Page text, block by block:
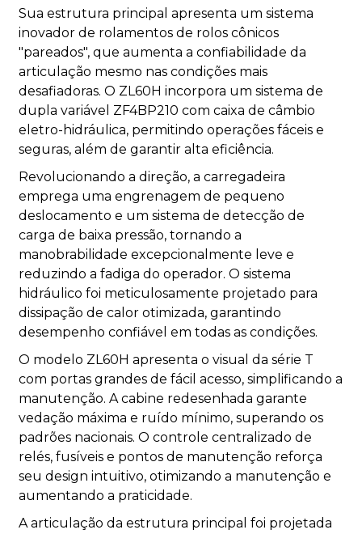
Sua estrutura principal apresenta um sistema
inovador de rolamentos de rolos cônicos
"pareados", que aumenta a confiabilidade da
articulação mesmo nas condições mais
desafiadoras. O ZL60H incorpora um sistema de
dupla variável ZF4BP210 com caixa de câmbio
eletro-hidráulica, permitindo operações fáceis e
seguras, além de garantir alta eficiência.
Revolucionando a direção, a carregadeira
emprega uma engrenagem de pequeno
deslocamento e um sistema de detecção de
carga de baixa pressão, tornando a
manobrabilidade excepcionalmente leve e
reduzindo a fadiga do operador. O sistema
hidráulico foi meticulosamente projetado para
dissipação de calor otimizada, garantindo
desempenho confiável em todas as condições.
O modelo ZL60H apresenta o visual da série T
com portas grandes de fácil acesso, simplificando a
manutenção. A cabine redesenhada garante
vedação máxima e ruído mínimo, superando os
padrões nacionais. O controle centralizado de
relés, fusíveis e pontos de manutenção reforça
seu design intuitivo, otimizando a manutenção e
aumentando a praticidade.
A articulação da estrutura principal foi projetada